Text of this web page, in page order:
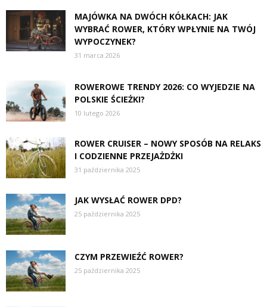
MAJÓWKA NA DWÓCH KÓŁKACH: JAK
WYBRAĆ ROWER, KTÓRY WPŁYNIE NA TWÓJ
WYPOCZYNEK?
31 marca 2026
ROWEROWE TRENDY 2026: CO WYJEDZIE NA
POLSKIE ŚCIEŻKI?
10 lutego 2026
ROWER CRUISER – NOWY SPOSÓB NA RELAKS
I CODZIENNE PRZEJAŻDŻKI
31 października 2025
JAK WYSŁAĆ ROWER DPD?
25 października 2025
CZYM PRZEWIEŹĆ ROWER?
25 października 2025